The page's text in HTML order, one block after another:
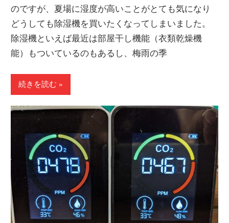
のですが、夏場に湿度が高いことがとても気になり
どうしても除湿機を買いたくなってしまいました。
除湿機といえば最近は部屋干し機能（衣類乾燥機
能）もついているのもあるし、梅雨の季
続きを読む